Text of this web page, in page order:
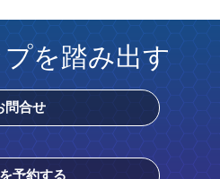
を踏み出す
問合せ
予約する